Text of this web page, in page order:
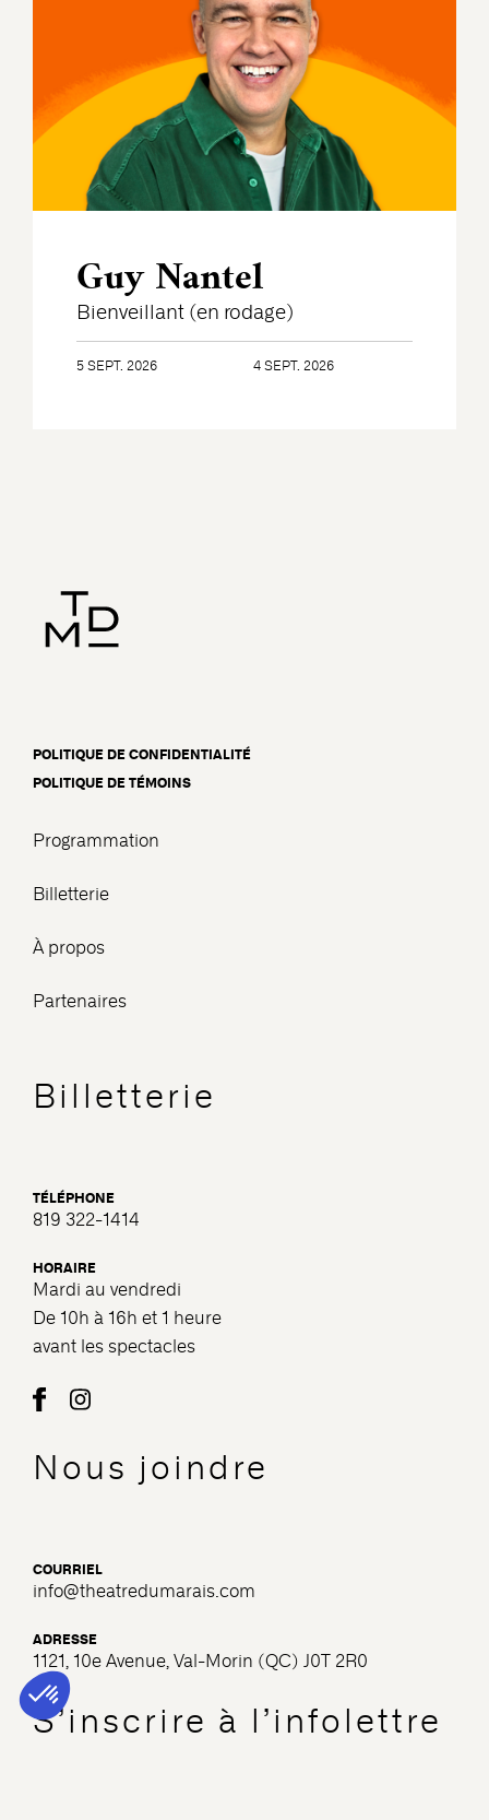
Guy Nantel
Bienveillant (en rodage)
5 SEPT. 2026 4 SEPT. 2026
Programmation
Billetterie
À propos
Partenaires
Billetterie
TÉLÉPHONE
819 322-1414
HORAIRE
Mardi au vendredi
De 10h à 16h et 1 heure
avant les spectacles
Nous joindre
COURRIEL
info@theatredumarais.com
ADRESSE
1121, 10e Avenue, Val-Morin (QC) J0T 2R0
S’inscrire à l’infolettre
POLITIQUE DE CONFIDENTIALITÉ
POLITIQUE DE TÉMOINS